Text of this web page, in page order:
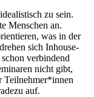
zu sein.
Menschen an.
was in der
sich Inhouse-
verbindend
nicht gibt,
Teilnehmer*innen
auf.